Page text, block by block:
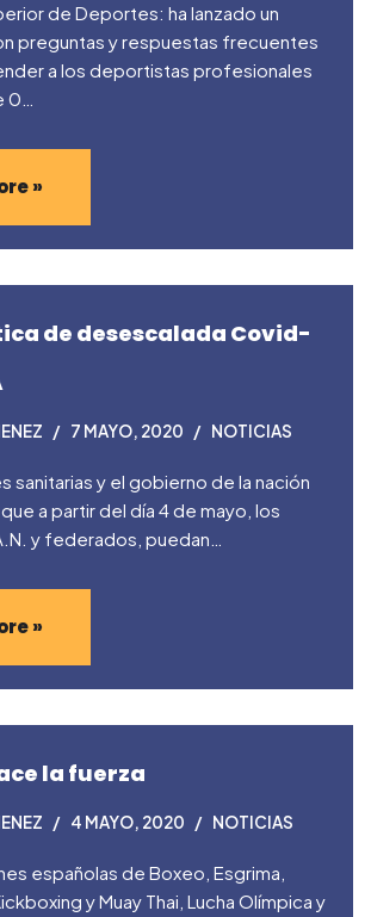
de Deportes: ha lanzado un
preguntas y respuestas frecuentes
a los deportistas profesionales
0…
»
de desescalada Covid-
7 MAYO, 2020 NOTICIAS
sanitarias y el gobierno de la nación
a partir del día 4 de mayo, los
y federados, puedan…
»
la fuerza
4 MAYO, 2020 NOTICIAS
españolas de Boxeo, Esgrima,
y Muay Thai, Lucha Olímpica y